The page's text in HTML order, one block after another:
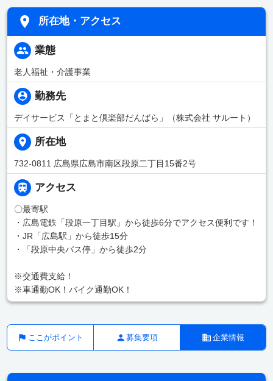
所在地・アクセス
業態
老人福祉・介護事業
勤務先
デイサービス「とまと倶楽部だんばら」（株式会社 サルート）
所在地
732-0811 広島県広島市南区段原二丁目15番2号
アクセス
〇最寄駅
・広島電鉄「段原一丁目駅」から徒歩6分でアクセス便利です！
・JR「広島駅」から徒歩15分
・「段原中央バス停」から徒歩2分
※交通費支給！
※車通勤OK！バイク通勤OK！
ここがポイント 募集要項 企業情報